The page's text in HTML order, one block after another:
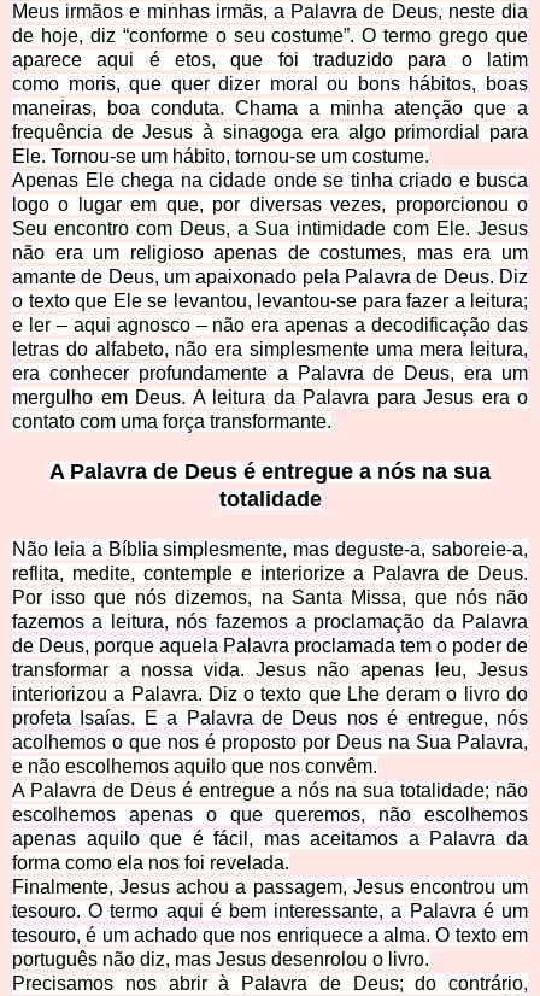
Meus irmãos e minhas irmãs, a Palavra de Deus, neste dia
de hoje, diz “conforme o seu costume”. O termo grego que
aparece aqui é
etos, que foi traduzido para o latim
como moris, que quer dizer moral ou bons hábitos, boas
maneiras, boa conduta. Chama a minha atenção que a
frequência de Jesus à sinagoga era algo primordial para
Ele. Tornou-se um hábito, tornou-se um costume.
Apenas Ele chega na cidade onde se tinha criado e busca
logo o lugar em que, por diversas vezes, proporcionou o
Seu encontro com Deus, a Sua intimidade com Ele. Jesus
não era um religioso apenas de costumes, mas era um
amante de Deus, um apaixonado pela Palavra de Deus. Diz
o texto que Ele se levantou, levantou-se para fazer a leitura;
e ler – aqui agnosco – não era apenas a decodificação das
letras do alfabeto, não era simplesmente uma mera leitura,
era conhecer profundamente a Palavra de Deus, era um
mergulho em Deus. A leitura da Palavra para Jesus era o
contato com uma força transformante.
A Palavra de Deus é entregue a nós na sua
totalidade
Não leia a Bíblia simplesmente, mas deguste-a, saboreie-a,
reflita, medite, contemple e interiorize a Palavra de Deus.
Por isso que nós dizemos, na Santa Missa, que nós não
fazemos a leitura, nós fazemos a proclamação da Palavra
de Deus, porque aquela Palavra proclamada tem o poder de
transformar a nossa vida. Jesus não apenas leu, Jesus
interiorizou a Palavra. Diz o texto que Lhe deram o livro do
profeta Isaías. E a Palavra de Deus nos é entregue, nós
acolhemos o que nos é proposto por Deus na Sua Palavra,
e não escolhemos aquilo que nos convêm.
A Palavra de Deus é entregue a nós na sua totalidade; não
escolhemos apenas o que queremos, não escolhemos
apenas aquilo que é fácil, mas aceitamos a Palavra da
forma como ela nos foi revelada.
Finalmente, Jesus achou a passagem, Jesus encontrou um
tesouro. O termo aqui é bem interessante, a Palavra é um
tesouro, é um achado que nos enriquece a alma. O texto em
português não diz, mas Jesus desenrolou o livro.
Precisamos nos abrir à Palavra de Deus; do contrário,